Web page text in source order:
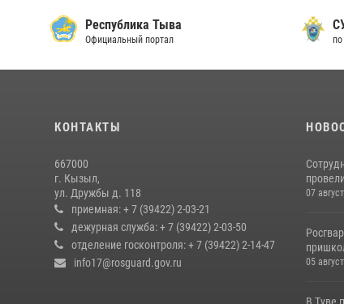
Республика Тыва
Официальный портал
КОНТАКТЫ
667000
г. Кызыл,
ул. Дружбы д. 118
приемная: + 7 (39422) 2-03-21
дежурная служба: + 7 (39422) 2-03-50
отделение госконтроля: + 7 (39422) 2-14-47
info17@rosguard.gov.ru
07
05